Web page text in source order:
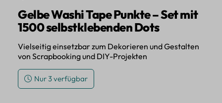
Gelbe Washi Tape Punkte – Set mit
1500 selbstklebenden Dots
Vielseitig einsetzbar zum Dekorieren und Gestalten
von Scrapbooking und DIY-Projekten
Nur 3 verfügbar